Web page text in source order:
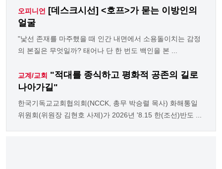
오피니언 [데스크시선] <호프>가 묻는 이방인의
얼굴
"낯선 존재를 마주했을 때 인간 내면에서 소용돌이치는 감정
의 본질은 무엇일까? 태어나 단 한 번도 백인을 본 ...
교계/교회 "적대를 종식하고 평화적 공존의 길로
나아가길"
한국기독교교회협의회(NCCK, 총무 박승렬 목사) 화해통일
위원회(위원장 김현호 사제)가 2026년 '8.15 한(조선)반도 ...